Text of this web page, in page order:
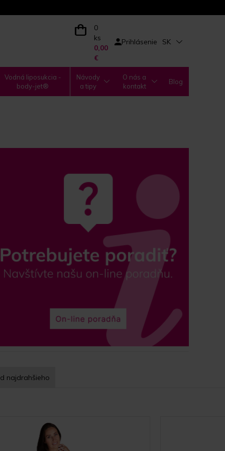
0
ks
0,00
€
Prihlásenie SK
Vodná liposukcia -
body-jet®
Návody
a tipy
O nás a
kontakt
Blog
najdrahšieho